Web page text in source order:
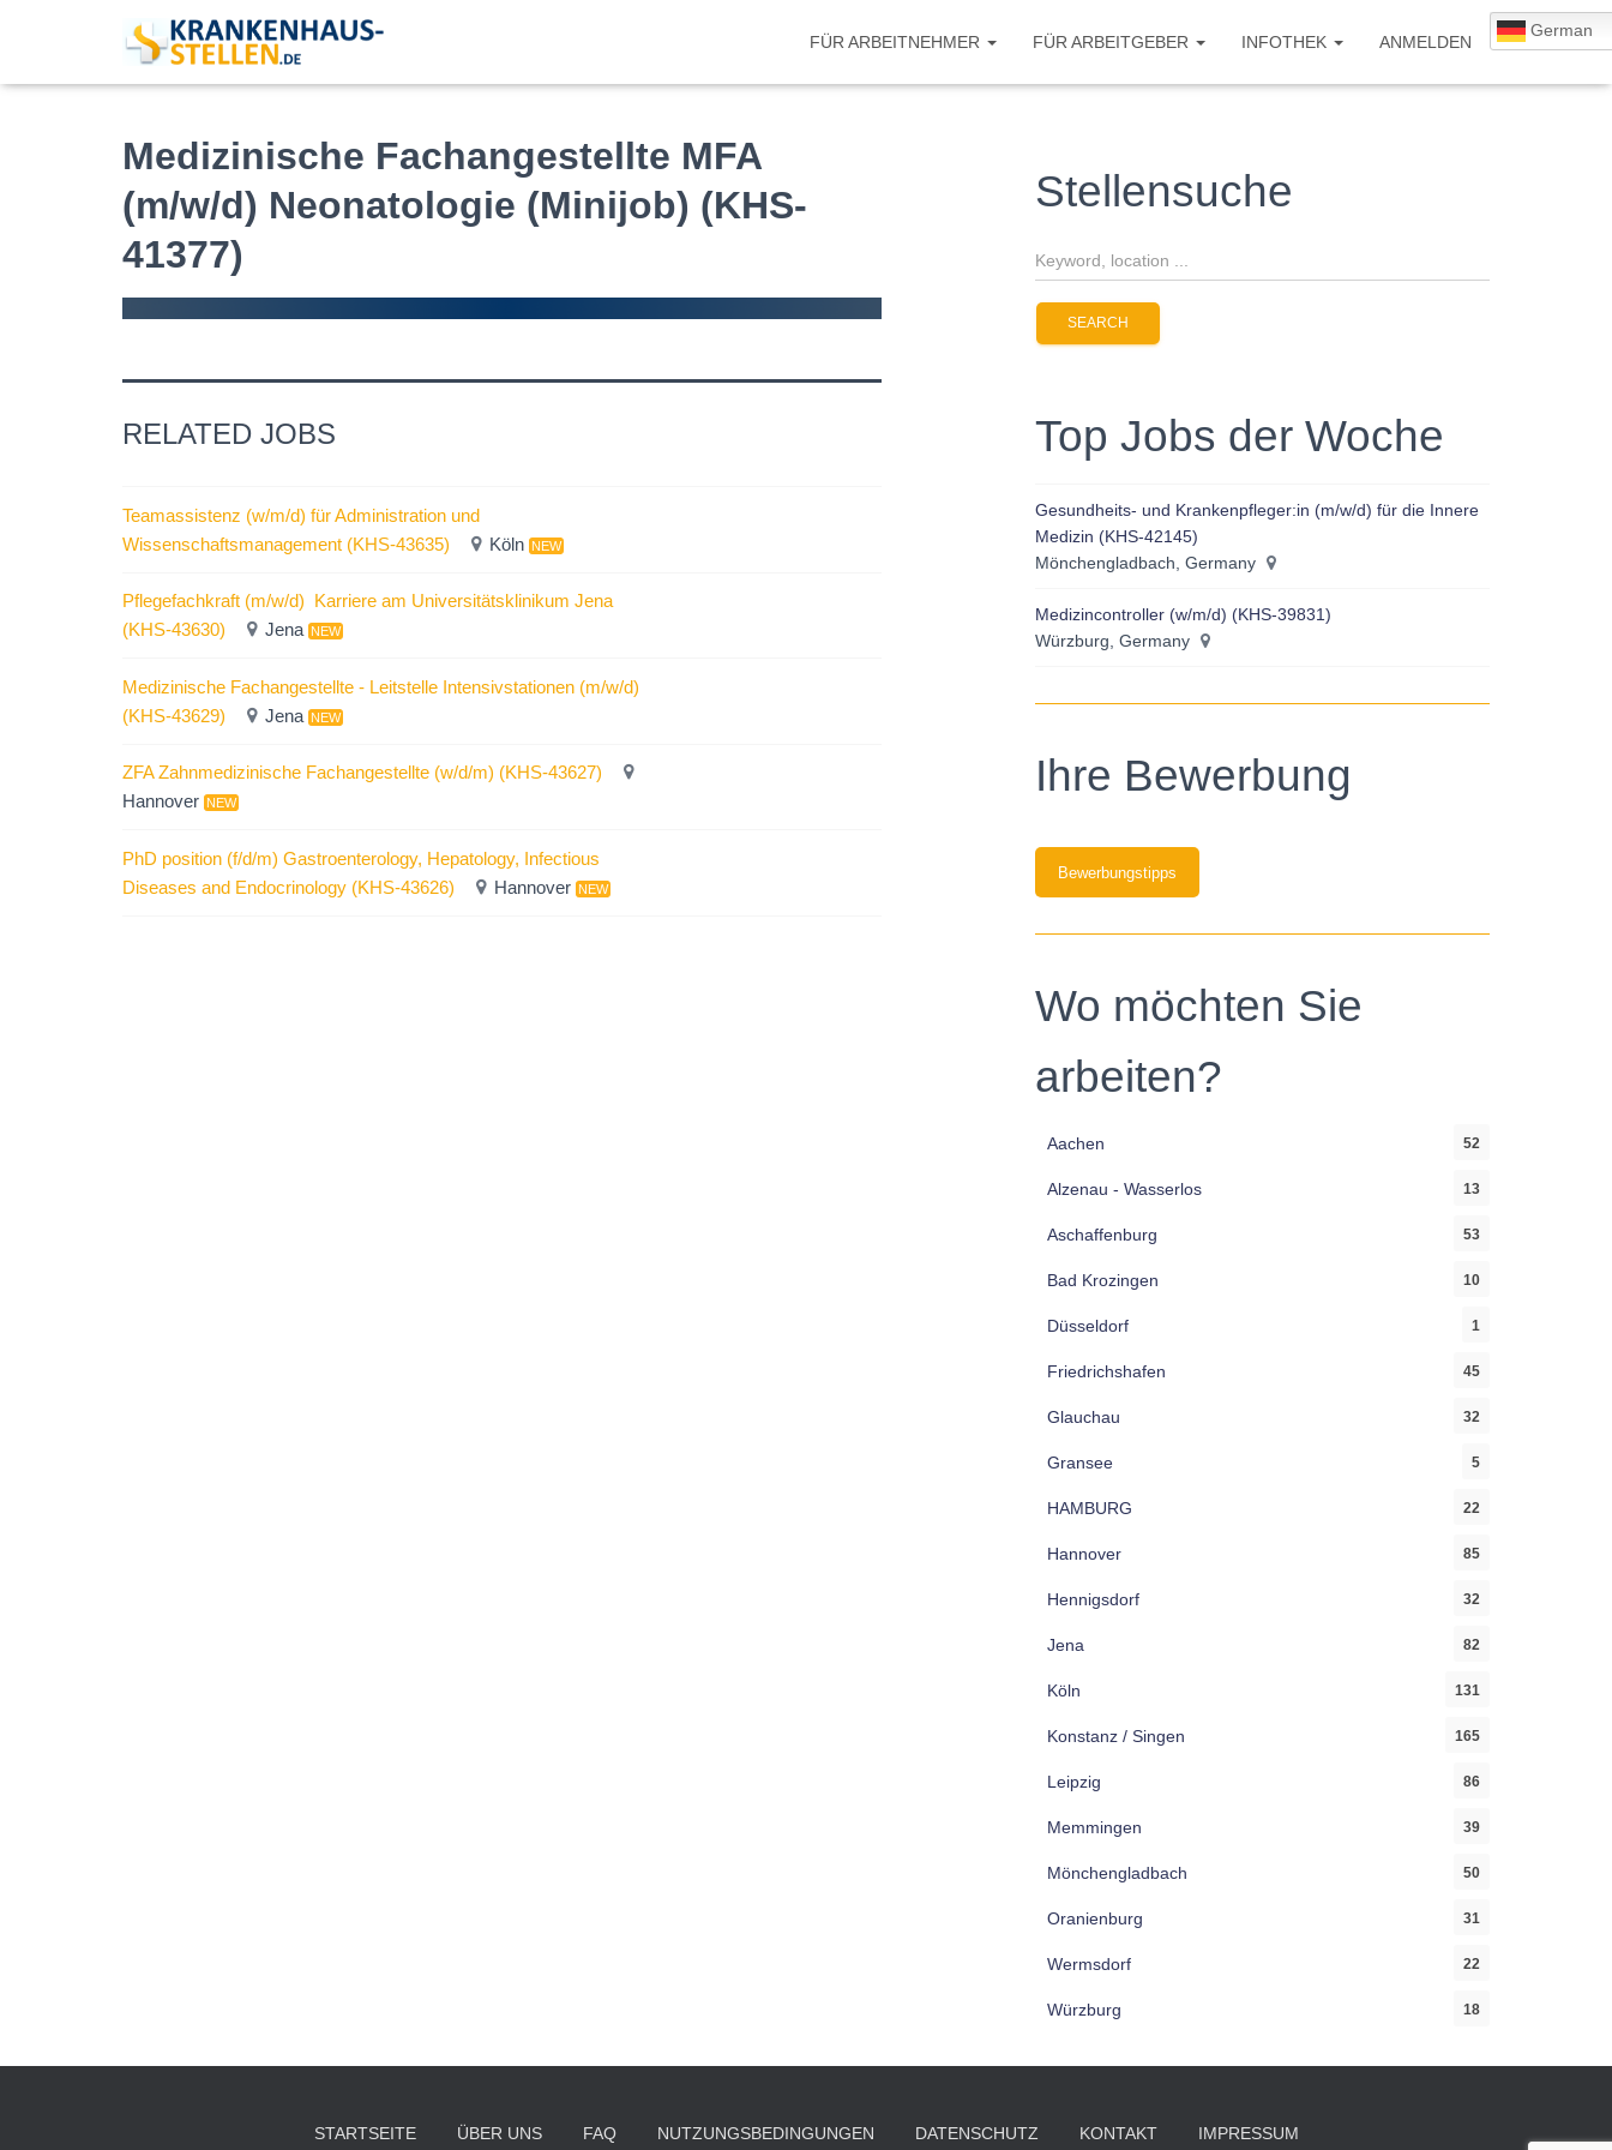
FÜR ARBEITNEHMER FÜR ARBEITGEBER INFOTHEK ANMELDEN
German
Medizinische Fachangestellte MFA
(m/w/d) Neonatologie (Minijob) (KHS-
41377)
RELATED JOBS
Teamassistenz (w/m/d) für Administration und
Wissenschaftsmanagement (KHS-43635)
Köln NEW
Pflegefachkraft (m/w/d)  Karriere am Universitätsklinikum Jena
(KHS-43630)
Jena NEW
Medizinische Fachangestellte - Leitstelle Intensivstationen (m/w/d)
(KHS-43629)
Jena NEW
ZFA Zahnmedizinische Fachangestellte (w/d/m) (KHS-43627)
Hannover NEW
PhD position (f/d/m) Gastroenterology, Hepatology, Infectious
Diseases and Endocrinology (KHS-43626)
Hannover NEW
Stellensuche
Top Jobs der Woche
Gesundheits- und Krankenpfleger:in (m/w/d) für die Innere
Medizin (KHS-42145)
Mönchengladbach, Germany
Medizincontroller (w/m/d) (KHS-39831)
Würzburg, Germany
Ihre Bewerbung
Bewerbungstipps
Wo möchten Sie
arbeiten?
Aachen 52
Alzenau - Wasserlos 13
Aschaffenburg 53
Bad Krozingen 10
Düsseldorf 1
Friedrichshafen 45
Glauchau 32
Gransee 5
HAMBURG 22
Hannover 85
Hennigsdorf 32
Jena 82
Köln 131
Konstanz / Singen 165
Leipzig 86
Memmingen 39
Mönchengladbach 50
Oranienburg 31
Wermsdorf 22
Würzburg 18
STARTSEITE ÜBER UNS FAQ NUTZUNGSBEDINGUNGEN DATENSCHUTZ KONTAKT IMPRESSUM